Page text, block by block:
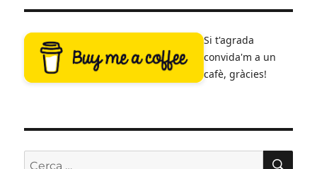
Si t'agrada
convida'm a un
cafè, gràcies!
Cerca: